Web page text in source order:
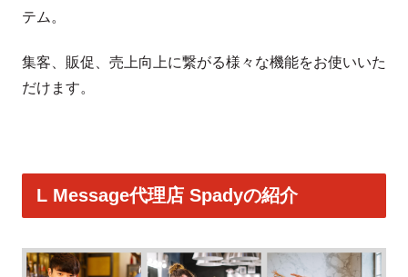
テム。
集客、販促、売上向上に繋がる様々な機能をお使いいた
だけます。
L Message代理店 Spadyの紹介